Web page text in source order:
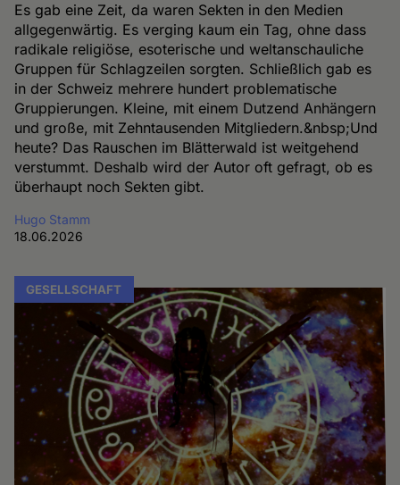
Es gab eine Zeit, da waren Sekten in den Medien
allgegenwärtig. Es verging kaum ein Tag, ohne dass
radikale religiöse, esoterische und weltanschauliche
Gruppen für Schlagzeilen sorgten. Schließlich gab es
in der Schweiz mehrere hundert problematische
Gruppierungen. Kleine, mit einem Dutzend Anhängern
und große, mit Zehntausenden Mitgliedern.&nbsp;Und
heute? Das Rauschen im Blätterwald ist weitgehend
verstummt. Deshalb wird der Autor oft gefragt, ob es
überhaupt noch Sekten gibt.
Hugo Stamm
18.06.2026
GESELLSCHAFT